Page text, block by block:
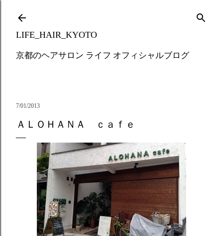
LIFE_HAIR_KYOTO
京都のヘアサロン ライフ オフィシャルブログ
7/01/2013
ＡＬＯＨＡＮＡ ｃａｆｅ